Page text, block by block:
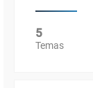
5
Temas